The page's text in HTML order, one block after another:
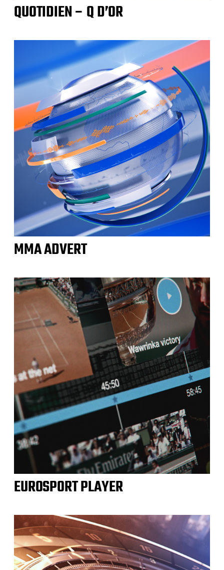
QUOTIDIEN – Q D’OR
MMA ADVERT
EUROSPORT PLAYER